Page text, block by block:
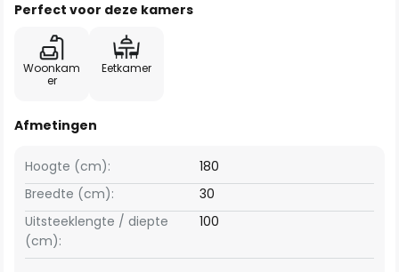
Perfect voor deze kamers
Woonkam
er
Eetkamer
Afmetingen
Breedte (cm): 30
Hoogte (cm): 180
Uitsteeklengte / diepte
(cm):
100